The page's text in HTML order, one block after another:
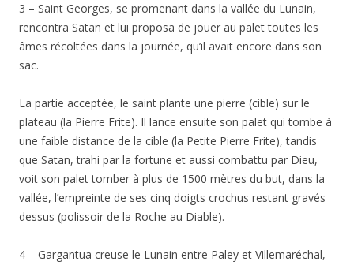
3 – Saint Georges, se promenant dans la vallée du Lunain,
rencontra Satan et lui proposa de jouer au palet toutes les
âmes récoltées dans la journée, qu’il avait encore dans son
sac.
La partie acceptée, le saint plante une pierre (cible) sur le
plateau (la Pierre Frite). Il lance ensuite son palet qui tombe à
une faible distance de la cible (la Petite Pierre Frite), tandis
que Satan, trahi par la fortune et aussi combattu par Dieu,
voit son palet tomber à plus de 1500 mètres du but, dans la
vallée, l’empreinte de ses cinq doigts crochus restant gravés
dessus (polissoir de la Roche au Diable).
4 – Gargantua creuse le Lunain entre Paley et Villemaréchal,